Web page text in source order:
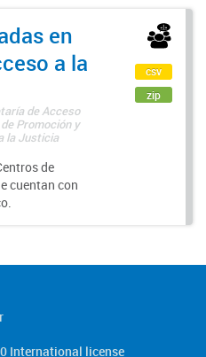
en
a la
de Acceso
Promoción y
la Justicia
de
cuentan con
csv
zip
International license